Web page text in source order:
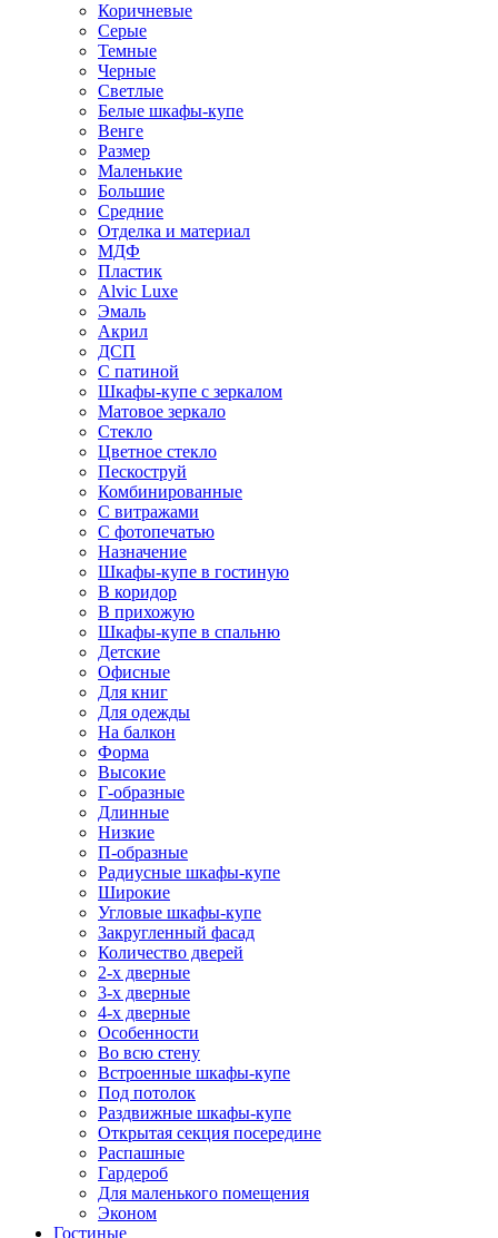
Коричневые
Серые
Темные
Черные
Светлые
Белые шкафы-купе
Венге
Размер
Маленькие
Большие
Средние
Отделка и материал
МДФ
Пластик
Alvic Luxe
Эмаль
Акрил
ДСП
С патиной
Шкафы-купе с зеркалом
Матовое зеркало
Стекло
Цветное стекло
Пескоструй
Комбинированные
С витражами
С фотопечатью
Назначение
Шкафы-купе в гостиную
В коридор
В прихожую
Шкафы-купе в спальню
Детские
Офисные
Для книг
Для одежды
На балкон
Форма
Высокие
Г-образные
Длинные
Низкие
П-образные
Радиусные шкафы-купе
Широкие
Угловые шкафы-купе
Закругленный фасад
Количество дверей
2-х дверные
3-х дверные
4-х дверные
Особенности
Во всю стену
Встроенные шкафы-купе
Под потолок
Раздвижные шкафы-купе
Открытая секция посередине
Распашные
Гардероб
Для маленького помещения
Эконом
Гостиные